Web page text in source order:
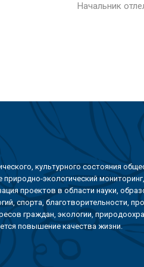
Начальник
культурного состояния
природно-экологический
проектов в области науки,
спорта, благотворительности,
граждан, экологии,
повышение качества жизни.